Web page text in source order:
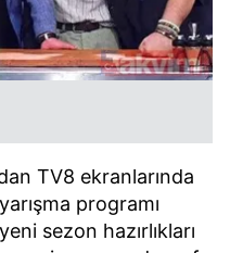
TV8 ekranlarında
programı
sezon hazırlıkları